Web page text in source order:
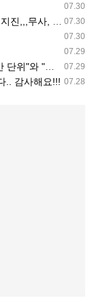
07.30
07.30
다. 감사해요...
07.30
07.29
07.29
, 오후, 주말, 휴…
07.28
.. 감사해요!!!